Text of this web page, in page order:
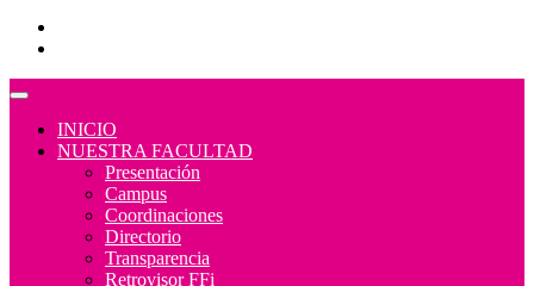
INICIO
NUESTRA FACULTAD
Presentación
Campus
Coordinaciones
Directorio
Transparencia
Retrovisor FFi